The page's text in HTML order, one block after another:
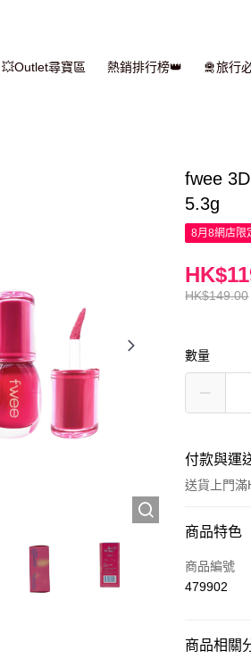
💥Outlet尋寶區 熱銷排行榜👑 🛅旅行
fwee
5.3g
8月8網店限
HK$149.00
數量
付款與運
送貨上門
付款方式
信用卡
商品特色
商品編號
479902
商品相關